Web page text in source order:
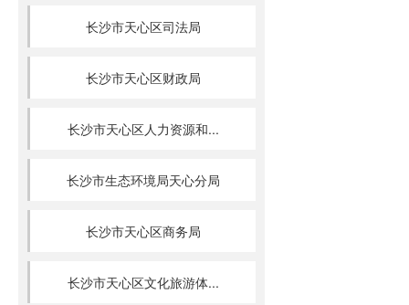
长沙市天心区司法局
长沙市天心区财政局
长沙市天心区人力资源和...
长沙市生态环境局天心分局
长沙市天心区商务局
长沙市天心区文化旅游体...